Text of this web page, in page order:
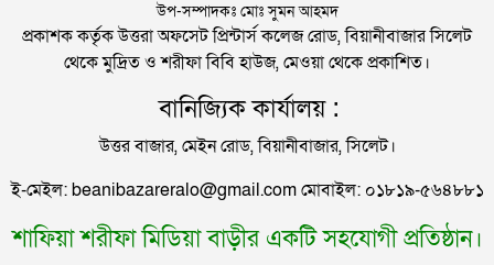
হেলিকপ্টারে মহেশখালীর পথে প্রধানমন্ত্রী
পিকআপসহ তিনজনকে ধরল সিলেট র‌্যাব
নতুন কর্মসূচির ঘোষণা জামায়াত জোটের
উপ-সম্পাদকঃ মোঃ সুমন আহমদ
প্রকাশক কর্তৃক উত্তরা অফসেট প্রিন্টার্স কলেজ রোড, বিয়ানীবাজার সিলেট
থেকে মুদ্রিত ও শরীফা বিবি হাউজ, মেওয়া থেকে প্রকাশিত।
বানিজ্যিক কার্যালয় :
উত্তর বাজার, মেইন রোড, বিয়ানীবাজার, সিলেট।
ই-মেইল: beanibazareralo@gmail.com মোবাইল: ০১৮১৯-৫৬৪৮৮১
শাফিয়া শরীফা মিডিয়া বাড়ীর একটি সহযোগী প্রতিষ্ঠান।